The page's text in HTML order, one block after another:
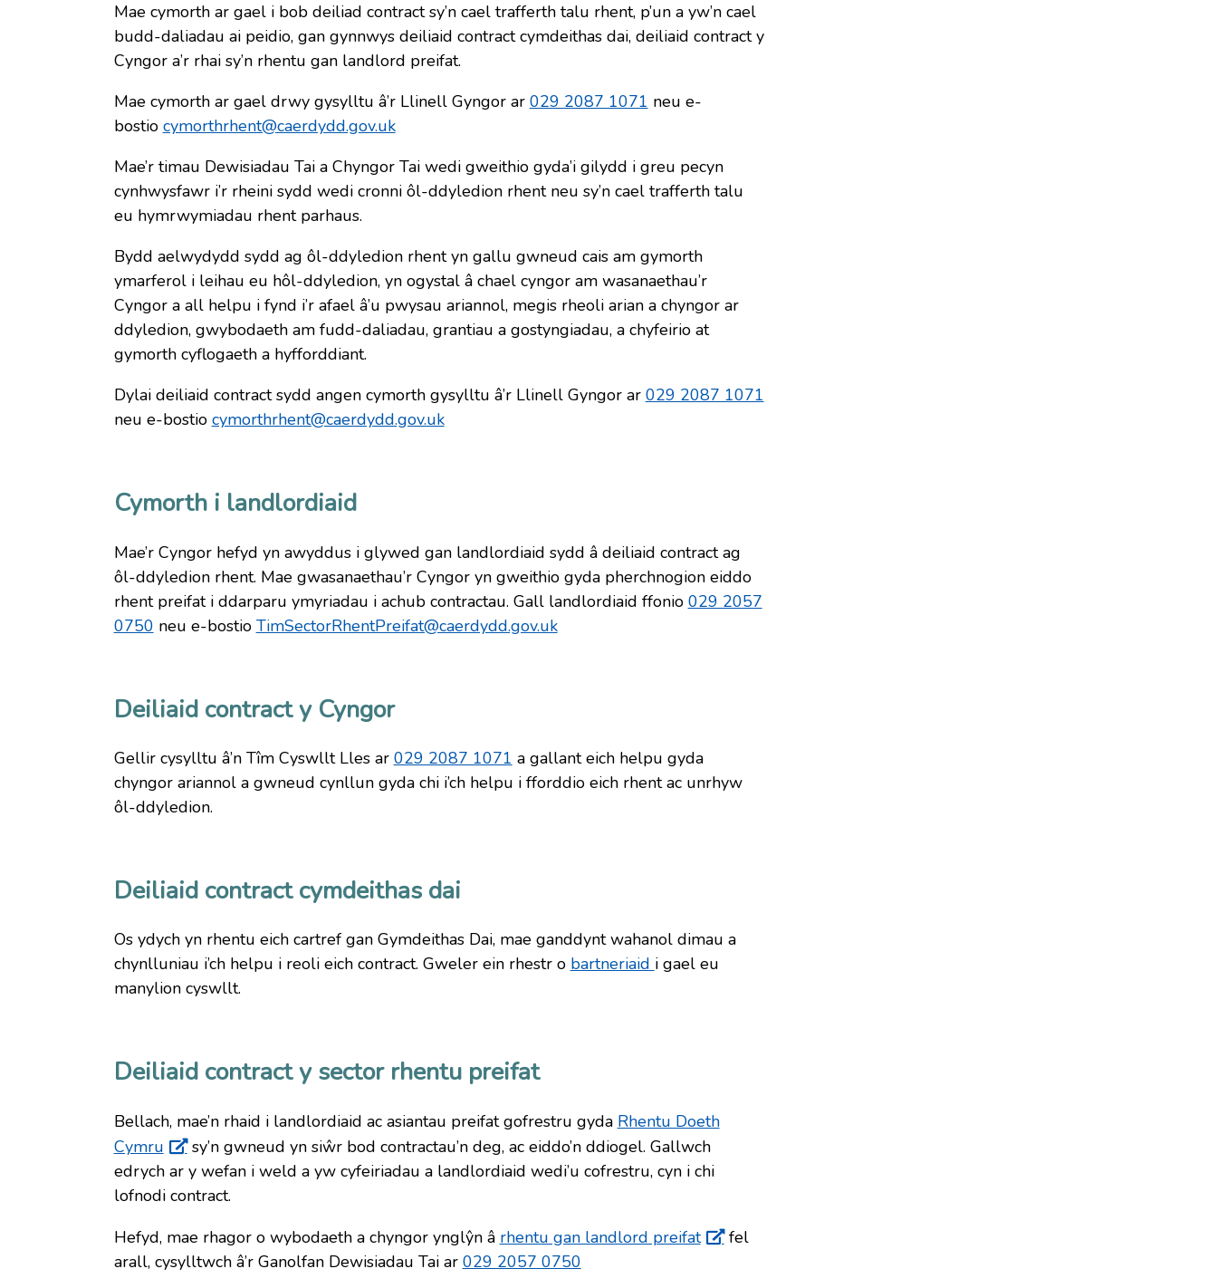
Mae cymorth ar gael i bob deiliad contract sy’n cael trafferth talu rhent, p’un a yw’n cael
budd-daliadau ai peidio, gan gynnwys deiliaid contract cymdeithas dai, deiliaid contract y
Cyngor a’r rhai sy’n rhentu gan landlord preifat.
Mae cymorth ar gael drwy gysylltu â’r Llinell Gyngor ar 029 2087 1071 neu e-
bostio cymorthrhent@caerdydd.gov.uk
Mae’r timau Dewisiadau Tai a Chyngor Tai wedi gweithio gyda’i gilydd i greu pecyn
cynhwysfawr i’r rheini sydd wedi cronni ôl-ddyledion rhent neu sy’n cael trafferth talu
eu hymrwymiadau rhent parhaus.
Bydd aelwydydd sydd ag ôl-ddyledion rhent yn gallu gwneud cais am gymorth
ymarferol i leihau eu hôl-ddyledion, yn ogystal â chael cyngor am wasanaethau’r
Cyngor a all helpu i fynd i’r afael â’u pwysau ariannol, megis rheoli arian a chyngor ar
ddyledion, gwybodaeth am fudd-daliadau, grantiau a gostyngiadau, a chyfeirio at
gymorth cyflogaeth a hyfforddiant.
Dylai deiliaid contract sydd angen cymorth gysylltu â’r Llinell Gyngor ar 029 2087 1071
neu e-bostio cymorthrhent@caerdydd.gov.uk
Cymorth i landlordiaid
Mae’r Cyngor hefyd yn awyddus i glywed gan landlordiaid sydd â deiliaid contract ag
ôl-ddyledion rhent. Mae gwasanaethau’r Cyngor yn gweithio gyda pherchnogion eiddo
rhent preifat i ddarparu ymyriadau i achub contractau. Gall landlordiaid ffonio 029 2057
0750 neu e-bostio TimSectorRhentPreifat@caerdydd.gov.uk
Deiliaid contract y Cyngor
Gellir cysylltu â’n Tîm Cyswllt Lles ar 029 2087 1071 a gallant eich helpu gyda
chyngor ariannol a gwneud cynllun gyda chi i’ch helpu i fforddio eich rhent ac unrhyw
ôl-ddyledion.
Deiliaid contract cymdeithas dai
Os ydych yn rhentu eich cartref gan Gymdeithas Dai, mae ganddynt wahanol dimau a
chynlluniau i’ch helpu i reoli eich contract. Gweler ein rhestr o bartneriaid i gael eu
manylion cyswllt.
Deiliaid contract y sector rhentu preifat
Bellach, mae’n rhaid i landlordiaid ac asiantau preifat gofrestru gyda Rhentu Doeth
Cymru
sy’n gwneud yn siŵr bod contractau’n deg, ac eiddo’n ddiogel. Gallwch
edrych ar y wefan i weld a yw cyfeiriadau a landlordiaid wedi’u cofrestru, cyn i chi
lofnodi contract.
Hefyd, mae rhagor o wybodaeth a chyngor ynglŷn â rhentu gan landlord preifat
fel
arall, cysylltwch â’r Ganolfan Dewisiadau Tai ar 029 2057 0750